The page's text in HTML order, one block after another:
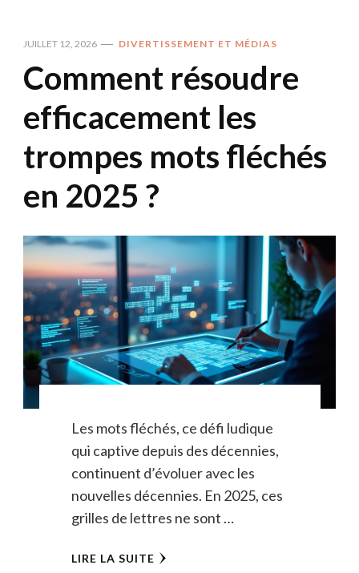
JUILLET 12, 2026 DIVERTISSEMENT ET MÉDIAS
Comment résoudre
efficacement les
trompes mots fléchés
en 2025 ?
Les mots fléchés, ce défi ludique
qui captive depuis des décennies,
continuent d’évoluer avec les
nouvelles décennies. En 2025, ces
grilles de lettres ne sont …
LIRE LA SUITE